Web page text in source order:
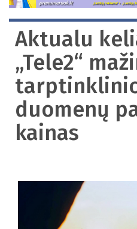
Aktualu
„Tele2“
duomenų
kainas